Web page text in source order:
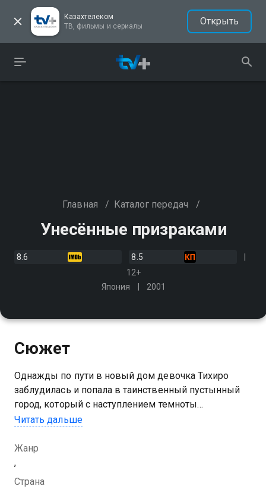
Казахтелеком
ТВ, фильмы и сериалы
Открыть
Главная / Каталог передач /
Унесённые призраками
8.6
8.5
12+
Япония
2001
Сюжет
Однажды по пути в новый дом девочка Тихиро
заблудилась и попала в таинственный пустынный
город, который с наступлением темноты
превратился в пугающее царство призраков. Теперь
людей
Читать дальше
Жанр
,
Страна